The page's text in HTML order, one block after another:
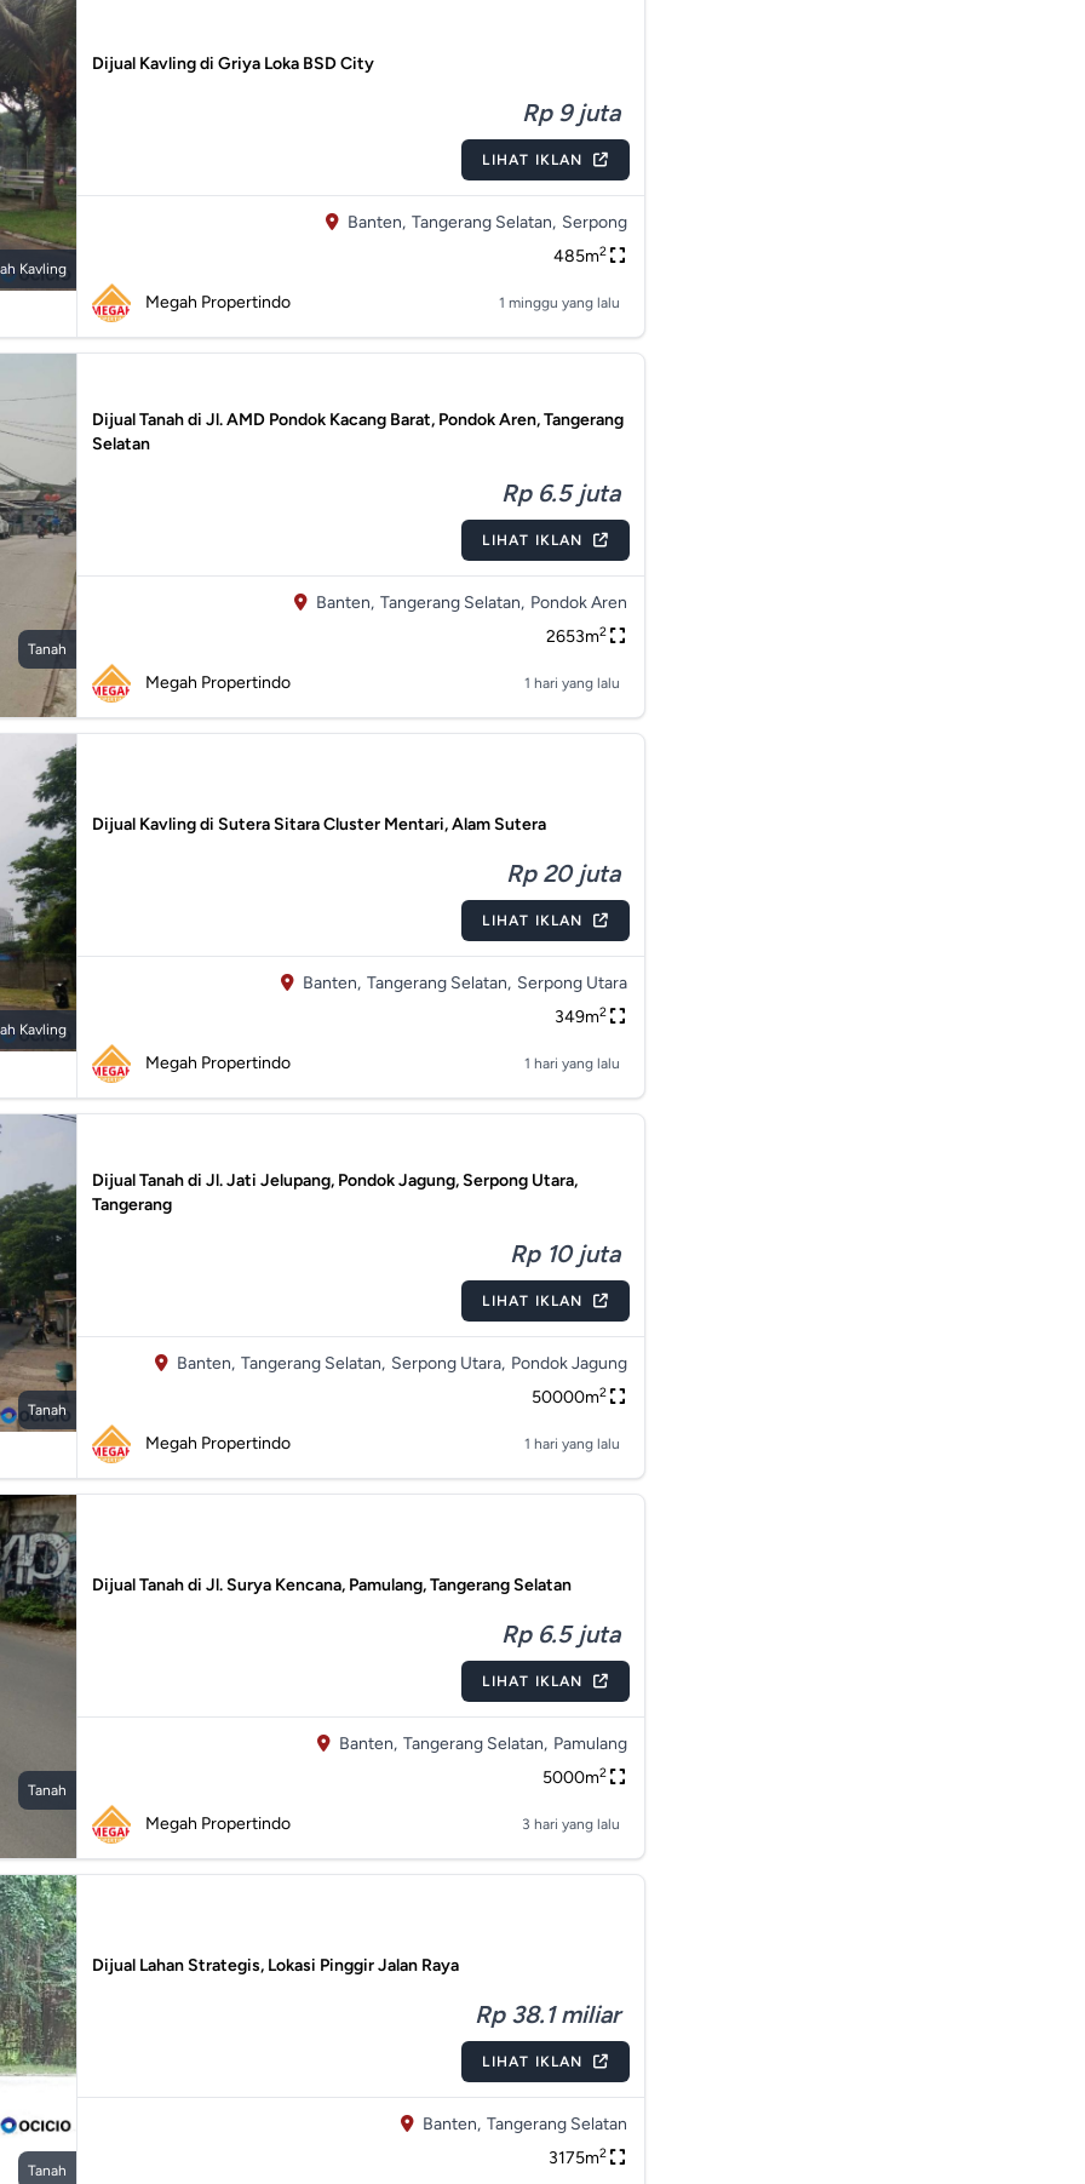
Kavling
Dijual Kavling di Griya Loka BSD City
Rp 9 juta
LIHAT IKLAN
Banten, Tangerang Selatan, Serpong
485m2
Megah Propertindo 1 minggu yang lalu
Tanah
Dijual Tanah di Jl. AMD Pondok Kacang Barat, Pondok Aren, Tangerang
Selatan
Rp 6.5 juta
LIHAT IKLAN
Banten, Tangerang Selatan, Pondok Aren
2653m2
Megah Propertindo 1 hari yang lalu
Kavling
Dijual Kavling di Sutera Sitara Cluster Mentari, Alam Sutera
Rp 20 juta
LIHAT IKLAN
Banten, Tangerang Selatan, Serpong Utara
349m2
Megah Propertindo 1 hari yang lalu
Tanah
Dijual Tanah di Jl. Jati Jelupang, Pondok Jagung, Serpong Utara,
Tangerang
Rp 10 juta
LIHAT IKLAN
Banten, Tangerang Selatan, Serpong Utara, Pondok Jagung
50000m2
Megah Propertindo 1 hari yang lalu
Tanah
Dijual Tanah di Jl. Surya Kencana, Pamulang, Tangerang Selatan
Rp 6.5 juta
LIHAT IKLAN
Banten, Tangerang Selatan, Pamulang
5000m2
Megah Propertindo 3 hari yang lalu
Tanah
Dijual Lahan Strategis, Lokasi Pinggir Jalan Raya
Rp 38.1 miliar
LIHAT IKLAN
Banten, Tangerang Selatan
3175m2